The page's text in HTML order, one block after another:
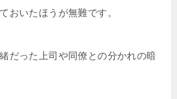
おいたほうが無難です。
だった上司や同僚との分かれの暗